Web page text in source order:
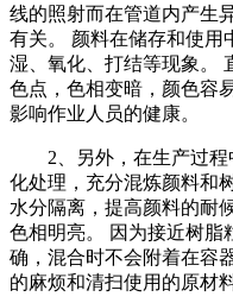
线的照射而在管道内产生
有关。 颜料在储存和使用
湿、氧化、打结等现象。
色点，色相变暗，颜色容
影响作业人员的健康。
2、另外，在生产过程
化处理，充分混炼颜料和
水分隔离，提高颜料的耐
色相明亮。 因为接近树脂
确，混合时不会附着在容
的麻烦和清扫使用的原材